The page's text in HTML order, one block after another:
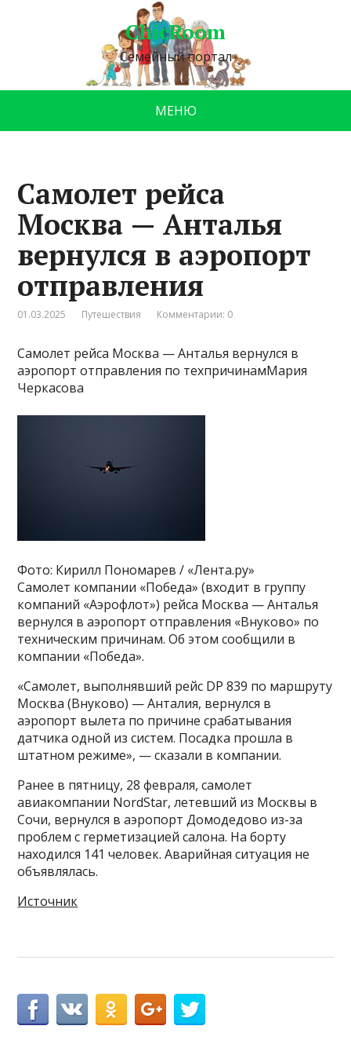
ChicRoom
Семейный портал
МЕНЮ
Самолет рейса
Москва — Анталья
вернулся в аэропорт
отправления
01.03.2025 Путешествия Комментарии: 0
Самолет рейса Москва — Анталья вернулся в
аэропорт отправления по техпричинамМария
Черкасова
Фото: Кирилл Пономарев / «Лента.ру»
Самолет компании «Победа» (входит в группу
компаний «Аэрофлот») рейса Москва — Анталья
вернулся в аэропорт отправления «Внуково» по
техническим причинам. Об этом сообщили в
компании «Победа».
«Самолет, выполнявший рейс DP 839 по маршруту
Москва (Внуково) — Анталия, вернулся в
аэропорт вылета по причине срабатывания
датчика одной из систем. Посадка прошла в
штатном режиме», — сказали в компании.
Ранее в пятницу, 28 февраля, самолет
авиакомпании NordStar, летевший из Москвы в
Сочи, вернулся в аэропорт Домодедово из-за
проблем с герметизацией салона. На борту
находился 141 человек. Аварийная ситуация не
объявлялась.
Источник